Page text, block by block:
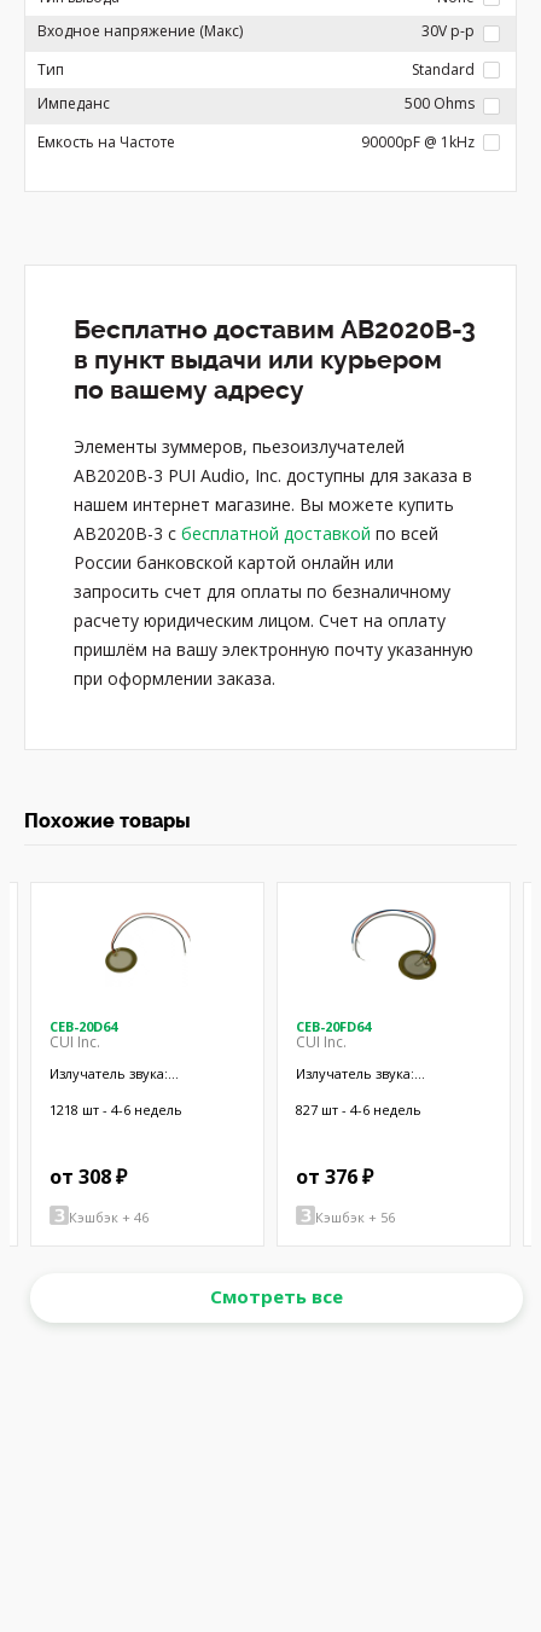
Входное напряжение (Макс)
30V p-p
Тип
Standard
Импеданс
500 Ohms
Емкость на Частоте
90000pF @ 1kHz
Бесплатно доставим AB2020B-3
в пункт выдачи или курьером
по вашему адресу
Элементы зуммеров, пьезоизлучателей
AB2020B-3 PUI Audio, Inc. доступны для заказа в
нашем интернет магазине. Вы можете купить
AB2020B-3 с бесплатной доставкой по всей
России банковской картой онлайн или
запросить счет для оплаты по безналичному
расчету юридическим лицом. Счет на оплату
пришлём на вашу электронную почту указанную
при оформлении заказа.
Похожие товары
CEB-20D64
CUI Inc.
Излучатель звука:
сигнализатор; провода
1218 шт - 4-6 недель
от 308 ₽
Кэшбэк + 46
CEB-20FD64
CUI Inc.
Излучатель звука:
сигнализатор; провода
827 шт - 4-6 недель
от 376 ₽
Кэшбэк + 56
Смотреть все